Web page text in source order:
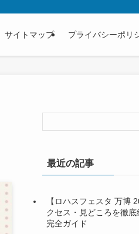
サイトマップ プライバシーポリ
最近の記事
【ロハスフェスタ 万博
クセス・見どころを徹
完全ガイド